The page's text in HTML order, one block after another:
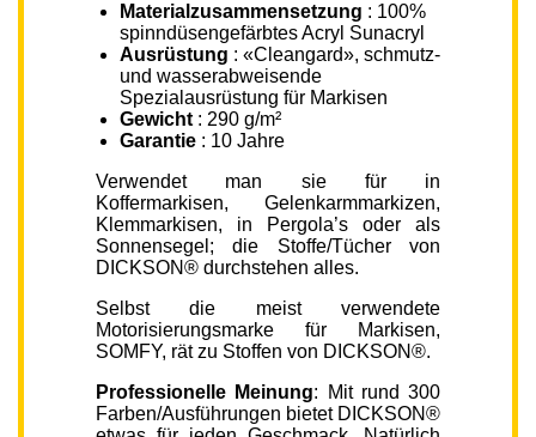
Materialzusammensetzung : 100%
spinndüsengefärbtes Acryl Sunacryl
Ausrüstung : «Cleangard», schmutz-
und wasserabweisende
Spezialausrüstung für Markisen
Gewicht : 290 g/m²
Garantie : 10 Jahre
Verwendet man sie für in
Koffermarkisen, Gelenkarmmarkizen,
Klemmarkisen, in Pergola’s oder als
Sonnensegel; die Stoffe/Tücher von
DICKSON® durchstehen alles.
Selbst die meist verwendete
Motorisierungsmarke für Markisen,
SOMFY, rät zu Stoffen von DICKSON®.
Professionelle Meinung: Mit rund 300
Farben/Ausführungen bietet DICKSON®